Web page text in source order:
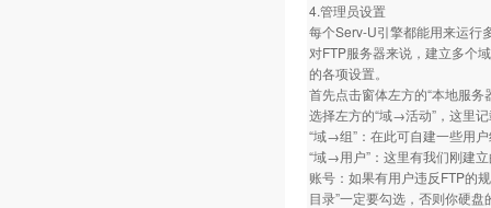
4.管理员设置
每个Serv-U引擎都能用来运行
对FTP服务器来说，建立多个
的各项设置。
首先点击窗体左方的“本地服务
选择左方的“域→活动”，这里
“域→组”：在此可自建一些用
“域→用户”：这里有我们刚建
账号：如果有用户违反FTP的
目录”一定要勾选，否则你硬